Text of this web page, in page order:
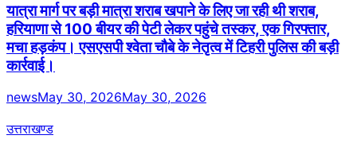
यात्रा मार्ग पर बड़ी मात्रा शराब खपाने के लिए जा रही थी शराब,
हरियाणा से 100 बीयर की पेटी लेकर पहुंचे तस्कर, एक गिरफ्तार,
मचा हड़कंप। एसएसपी श्वेता चौबे के नेतृत्व में टिहरी पुलिस की बड़ी
कार्रवाई।
newsMay 30, 2026May 30, 2026
उत्तराखण्ड